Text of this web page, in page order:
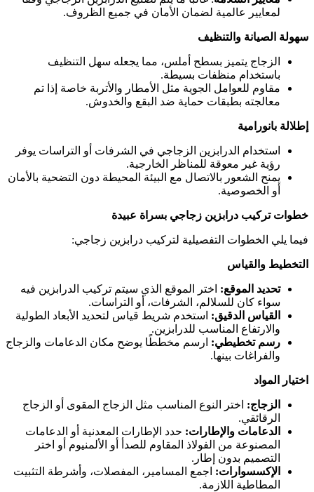
لمعايير عالمية لضمان الأمان في جميع الظروف.
سهولة الصيانة والتنظيف
الزجاج يتميز بسطح أملس، مما يجعله سهل التنظيف
باستخدام منظفات بسيطة.
مقاوم للعوامل الجوية مثل الأمطار والأتربة خاصة إذا تم
معالجته بطبقات حماية ضد البقع والخدوش.
إطلالة بانورامية
استخدام الدرابزين الزجاجي في الشرفات أو التراسات يوفر
رؤية غير معوقة للمناظر الخارجية.
يمنح الشعور بالاتصال مع البيئة المحيطة دون التضحية بالأمان
أو الخصوصية.
خطوات تركيب درابزين زجاجي بسراة عبيدة
فيما يلي الخطوات التفصيلية لتركيب درابزين زجاجي:
التخطيط والقياس
تحديد الموقع: اختر الموقع الذي سيتم تركيب الدرابزين فيه
سواء كان للسلالم، الشرفات، أو التراسات.
القياس الدقيق: استخدم شريط قياس لتحديد الأبعاد الطولية
والارتفاع المناسب للدرابزين.
رسم تخطيطي: ارسم مخططًا يوضح مكان الدعامات والزجاج
والفراغات بينها.
اختيار المواد
الزجاج: اختر النوع المناسب مثل الزجاج المقوى أو الزجاج
الرقائقي.
الدعامات والإطارات: حدد الإطارات المعدنية أو الدعامات
المصنوعة من الفولاذ المقاوم للصدأ أو الألمنيوم أو اختر
التصميم بدون إطار.
الإكسسوارات: اجمع المسامير، المفصلات، وأشرطة التثبيت
المطاطية اللازمة.